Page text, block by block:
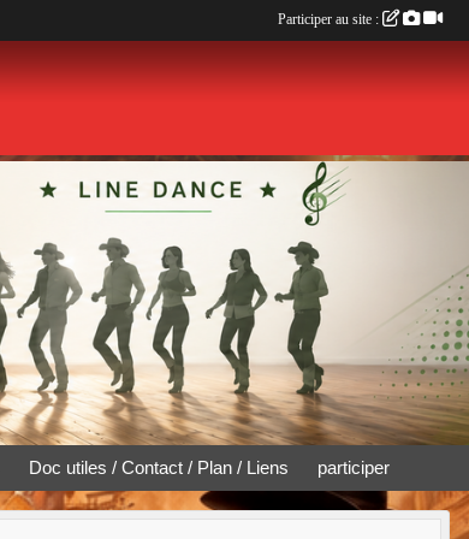
Doc utiles / Contact / Plan / Liens participer
Participer au site :